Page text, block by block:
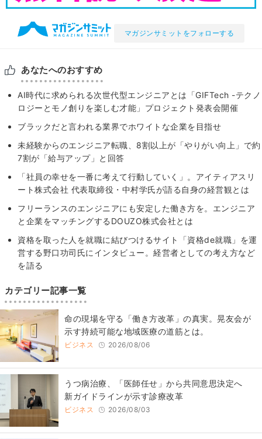
マガジンサミットをフォローする
あなたへのおすすめ
AI時代に求められる次世代型エンジニアとは「GIFTech -テクノ
ロジーとモノ創りを楽しむ才能」プロジェクト発表会開催
ブラックだと言われる業界でホワイトな企業を目指せ
未経験からのエンジニア転職、8割以上が「やりがい向上」で約
7割が「給与アップ」と回答
「社員の幸せを一番に考えて行動していく」。アイティアスリ
ート株式会社 代表取締役・中村学氏が語る自身の経営観とは
フリーランスのエンジニアにも安定した働き方を。エンジニア
と企業をマッチングするDOUZO株式会社とは
資格を取った人を就職に結びつけるサイト「資格de就職」を運
営する野口功司氏にインタビュー。経営者としての考え方など
を語る
カテゴリー記事一覧
​命の現場を守る「働き方改革」の真実。晃友会が
示す持続可能な地域医療の道筋とは。
ビジネス 2026/08/06
うつ病治療、「医師任せ」から共同意思決定へ
新ガイドラインが示す診療改革
ビジネス 2026/08/03